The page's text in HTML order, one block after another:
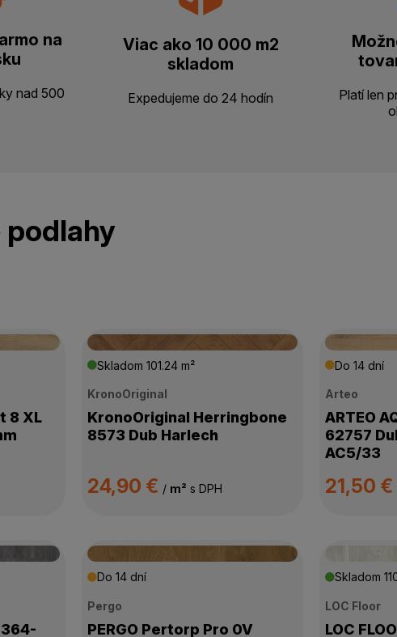
na
nad 500
Viac ako 10 000 m2
skladom
Expedujeme do 24 hodín
Platí len
podlahy
8 XL
Skladom101.24 m²
KronoOriginal
KronoOriginal Herringbone
8573 Dub Harlech
24,90 € / m² s DPH
Do 14 dní
Arteo
ARTEO
62757
AC5/33
21,50 €
Do 14 dní
Pergo
PERGO Pertorp Pro 0V
Skladom
LOC Floor
LOC